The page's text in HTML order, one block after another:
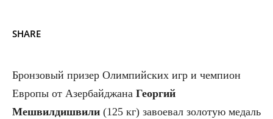
SHARE
Бронзовый призер Олимпийских игр и чемпион
Европы от Азербайджана Георгий
Мешвилдишвили (125 кг) завоевал золотую медаль